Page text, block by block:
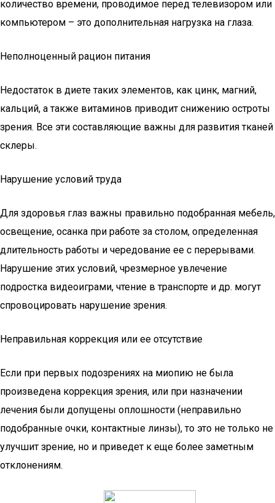
количество времени, проводимое перед телевизором или
компьютером – это дополнительная нагрузка на глаза.
Неполноценный рацион питания
Недостаток в диете таких элементов, как цинк, магний,
кальций, а также витаминов приводит снижению остроты
зрения. Все эти составляющие важны для развития тканей
склеры.
Нарушение условий труда
Для здоровья глаз важны правильно подобранная мебель,
освещение, осанка при работе за столом, определенная
длительность работы и чередование ее с перерывами.
Нарушение этих условий, чрезмерное увлечение
подростка видеоиграми, чтение в транспорте и др. могут
спровоцировать нарушение зрения.
Неправильная коррекция или ее отсутствие
Если при первых подозрениях на миопию не была
произведена коррекция зрения, или при назначении
лечения были допущены оплошности (неправильно
подобранные очки, контактные линзы), то это не только не
улучшит зрение, но и приведет к еще более заметным
отклонениям.